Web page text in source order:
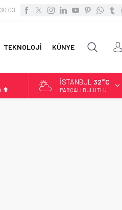
TEKNOLOJİ KÜNYE
İSTANBUL 32°C
PARÇALI BULUTLU